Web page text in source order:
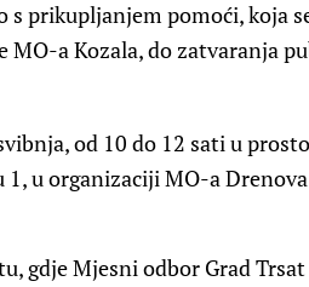
s prikupljanjem pomoći, koja
a Kozala, do zatvaranja
od 10 do 12 sati u
u organizaciji MO-a
gdje Mjesni odbor Grad